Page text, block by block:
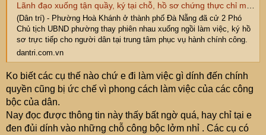
e
r
Lãnh đạo xuống tận quầy, ký tại chỗ, hồ sơ chứng thực chỉ mất 15 phút
(Dân trí) - Phường Hoà Khánh ở thành phố Đà Nẵng đã cử 2 Phó
Chủ tịch UBND phường thay phiên nhau xuống ngồi làm việc, ký hồ
sơ trực tiếp cho người dân tại trung tâm phục vụ hành chính công.
dantri.com.vn
Ko biết các cụ thế nào chứ e đi làm việc gì dính đến chính
quyền cũng bị ức chế vì phong cách làm việc của các công
bộc của dân.
Nay đọc được thông tin này thấy bất ngờ quá, hay chỉ tại e
đen đủi dính vào những chỗ công bộc lởm nhỉ . Các cụ có